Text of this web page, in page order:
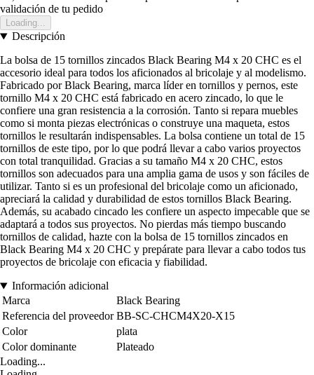
validación de tu pedido
Loading...
Descripción
La bolsa de 15 tornillos zincados Black Bearing M4 x 20 CHC es el
accesorio ideal para todos los aficionados al bricolaje y al modelismo.
Fabricado por Black Bearing, marca líder en tornillos y pernos, este
tornillo M4 x 20 CHC está fabricado en acero zincado, lo que le
confiere una gran resistencia a la corrosión. Tanto si repara muebles
como si monta piezas electrónicas o construye una maqueta, estos
tornillos le resultarán indispensables. La bolsa contiene un total de 15
tornillos de este tipo, por lo que podrá llevar a cabo varios proyectos
con total tranquilidad. Gracias a su tamaño M4 x 20 CHC, estos
tornillos son adecuados para una amplia gama de usos y son fáciles de
utilizar. Tanto si es un profesional del bricolaje como un aficionado,
apreciará la calidad y durabilidad de estos tornillos Black Bearing.
Además, su acabado cincado les confiere un aspecto impecable que se
adaptará a todos sus proyectos. No pierdas más tiempo buscando
tornillos de calidad, hazte con la bolsa de 15 tornillos zincados en
Black Bearing M4 x 20 CHC y prepárate para llevar a cabo todos tus
proyectos de bricolaje con eficacia y fiabilidad.
Información adicional
Marca
Black Bearing
Referencia del proveedor BB-SC-CHCM4X20-X15
Color
plata
Color dominante
Plateado
Loading...